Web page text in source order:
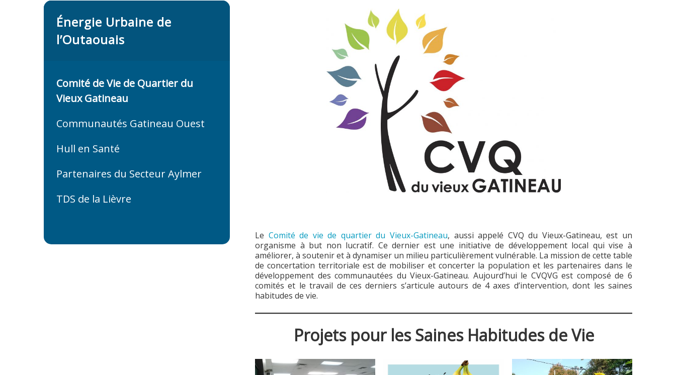
Énergie Urbaine de
l’Outaouais
Comité de Vie de Quartier du
Vieux Gatineau
Communautés Gatineau Ouest
Hull en Santé
Partenaires du Secteur Aylmer
TDS de la Lièvre
Le Comité de vie de quartier du Vieux-Gatineau, aussi appelé CVQ du Vieux-Gatineau, est un
organisme à but non lucratif. Ce dernier est une initiative de développement local qui vise à
améliorer, à soutenir et à dynamiser un milieu particulièrement vulnérable. La mission de cette table
de concertation territoriale est de mobiliser et concerter la population et les partenaires dans le
développement des communautées du Vieux-Gatineau. Aujourd’hui le CVQVG est composé de 6
comités et le travail de ces derniers s’articule autours de 4 axes d’intervention, dont les saines
habitudes de vie.
Projets pour les Saines Habitudes de Vie